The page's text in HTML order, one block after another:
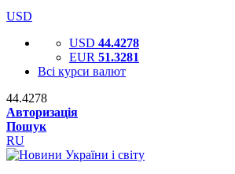
USD
USD 44.4278
EUR 51.3281
Всі курси валют
44.4278
Авторизація
Пошук
RU